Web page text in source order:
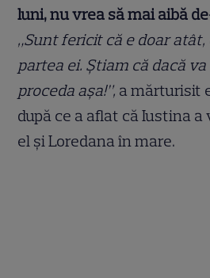
luni, nu vrea să mai aibă
„Sunt fericit că e doar atât,
partea ei. Ştiam că dacă
proceda aşa!”, a mărturisit
după ce a aflat că Iustina
el şi Loredana în mare.